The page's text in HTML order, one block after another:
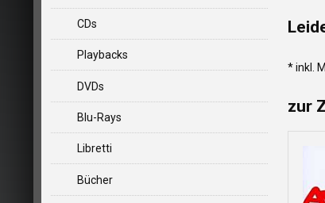
CDs
Playbacks
DVDs
Blu-Rays
Libretti
Bücher
* inkl.
zur